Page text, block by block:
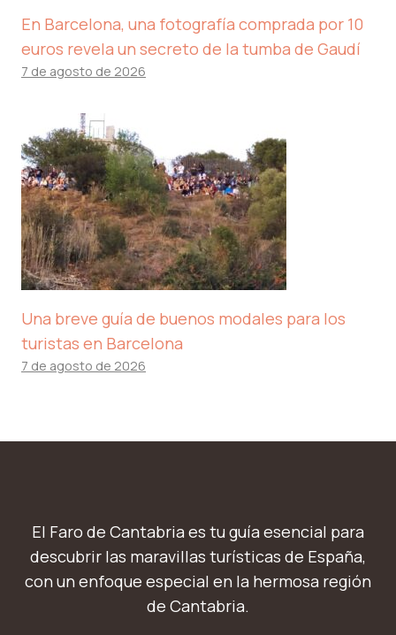
En Barcelona, ​​una fotografía comprada por 10
euros revela un secreto de la tumba de Gaudí
7 de agosto de 2026
Una breve guía de buenos modales para los
turistas en Barcelona
7 de agosto de 2026
El Faro de Cantabria es tu guía esencial para
descubrir las maravillas turísticas de España,
con un enfoque especial en la hermosa región
de Cantabria.